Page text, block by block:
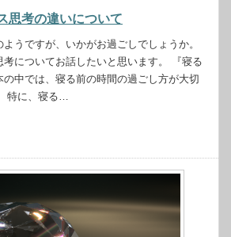
思考の違いについて
うですが、いかがお過ごしでしょうか。
考についてお話したいと思います。 『寝る
中では、寝る前の時間の過ごし方が大切
特に、寝る…